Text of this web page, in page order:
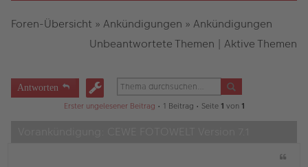
Foren-Übersicht » Ankündigungen » Ankündigungen
Unbeantwortete Themen | Aktive Themen
Antworten
Erster ungelesener Beitrag • 1 Beitrag • Seite 1 von 1